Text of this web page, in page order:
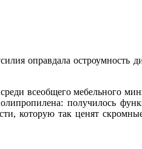
оправдала остроумность
всеобщего мебельного
получилось
которую так ценят